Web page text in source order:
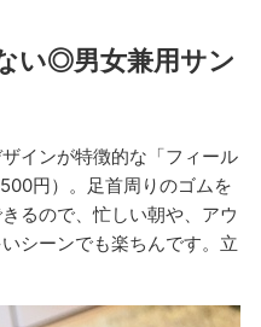
い◎男女兼用サン
インが特徴的な「フィール
円）。足首周りのゴムを
るので、忙しい朝や、アウ
シーンでも楽ちんです。立